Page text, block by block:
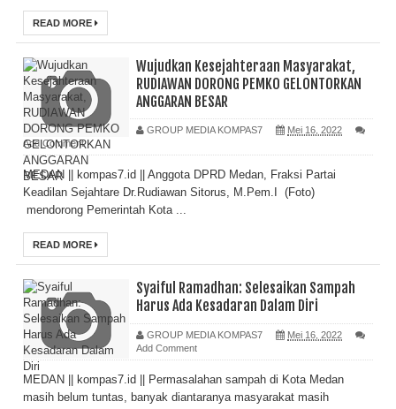
READ MORE
Wujudkan Kesejahteraan Masyarakat,
RUDIAWAN DORONG PEMKO GELONTORKAN
ANGGARAN BESAR
GROUP MEDIA KOMPAS7
Mei 16, 2022
Add Comment
MEDAN || kompas7.id || Anggota DPRD Medan, Fraksi Partai
Keadilan Sejahtare Dr.Rudiawan Sitorus, M.Pem.I (Foto)
mendorong Pemerintah Kota ...
READ MORE
Syaiful Ramadhan: Selesaikan Sampah
Harus Ada Kesadaran Dalam Diri
GROUP MEDIA KOMPAS7
Mei 16, 2022
Add Comment
MEDAN || kompas7.id || Permasalahan sampah di Kota Medan
masih belum tuntas, banyak diantaranya masyarakat masih